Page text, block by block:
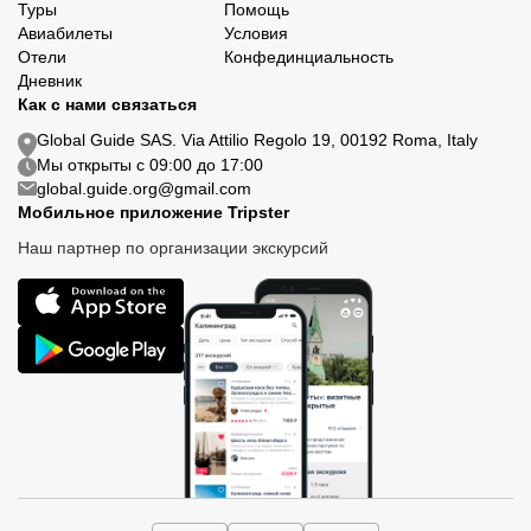
Туры
Авиабилеты
Отели
Дневник
Помощь
Условия
Конфединциальность
Как с нами связаться
Global Guide SAS. Via Attilio Regolo 19, 00192 Roma, Italy
Мы открыты с 09:00 до 17:00
global.guide.org@gmail.com
Мобильное приложение Tripster
Наш партнер по организации экскурсий